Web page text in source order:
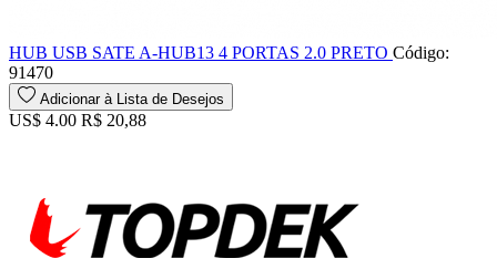
HUB USB SATE A-HUB13 4 PORTAS 2.0 PRETO Código:
91470
Adicionar à Lista de Desejos
US$ 4.00 R$ 20,88